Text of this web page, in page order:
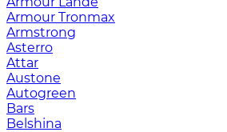
Armour Tronmax
Armstrong
Asterro
Attar
Austone
Autogreen
Bars
Belshina